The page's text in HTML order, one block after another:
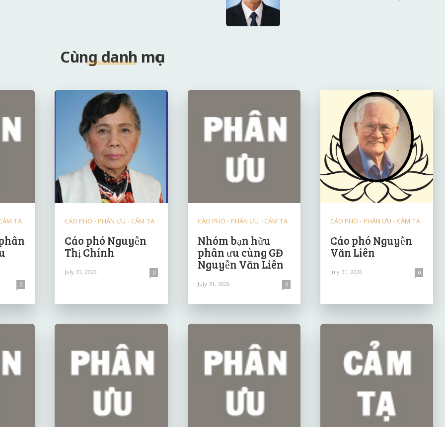
Cùng danh mục
TẠ
0
CÁO PHÓ - PHÂN ƯU - CẢM TẠ
Cáo phó Nguyễn
Thị Chính
July 31, 2026 0
CÁO PHÓ - PHÂN ƯU - CẢM TẠ
Nhóm bạn hữu
phân ưu cùng GĐ
Nguyễn Văn Liên
July 31, 2026 0
CÁO PHÓ - PHÂN ƯU - CẢM TẠ
Cáo phó Nguyễn
Văn Liên
July 31, 2026 0